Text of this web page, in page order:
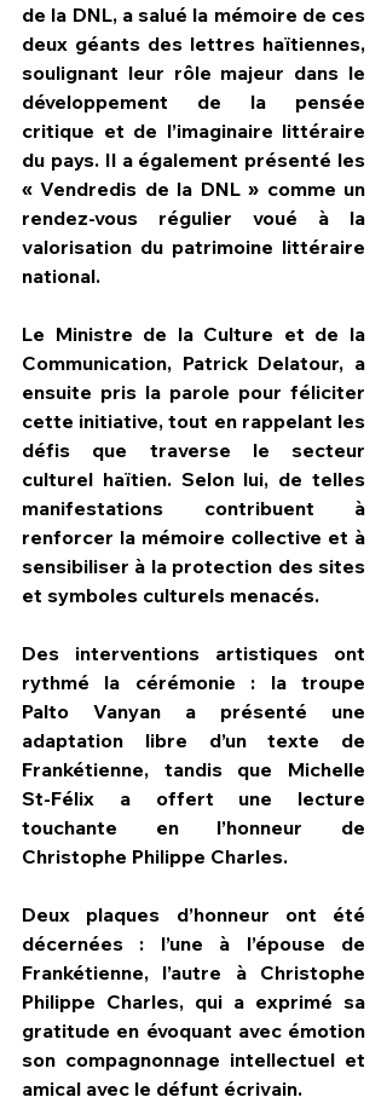
de la DNL, a salué la mémoire de ces
deux géants des lettres haïtiennes,
soulignant leur rôle majeur dans le
développement de la pensée
critique et de l’imaginaire littéraire
du pays. Il a également présenté les
« Vendredis de la DNL » comme un
rendez-vous régulier voué à la
valorisation du patrimoine littéraire
national.
Le Ministre de la Culture et de la
Communication, Patrick Delatour, a
ensuite pris la parole pour féliciter
cette initiative, tout en rappelant les
défis que traverse le secteur
culturel haïtien. Selon lui, de telles
manifestations contribuent à
renforcer la mémoire collective et à
sensibiliser à la protection des sites
et symboles culturels menacés.
Des interventions artistiques ont
rythmé la cérémonie : la troupe
Palto Vanyan a présenté une
adaptation libre d’un texte de
Frankétienne, tandis que Michelle
St-Félix a offert une lecture
touchante en l’honneur de
Christophe Philippe Charles.
Deux plaques d’honneur ont été
décernées : l’une à l’épouse de
Frankétienne, l’autre à Christophe
Philippe Charles, qui a exprimé sa
gratitude en évoquant avec émotion
son compagnonnage intellectuel et
amical avec le défunt écrivain.